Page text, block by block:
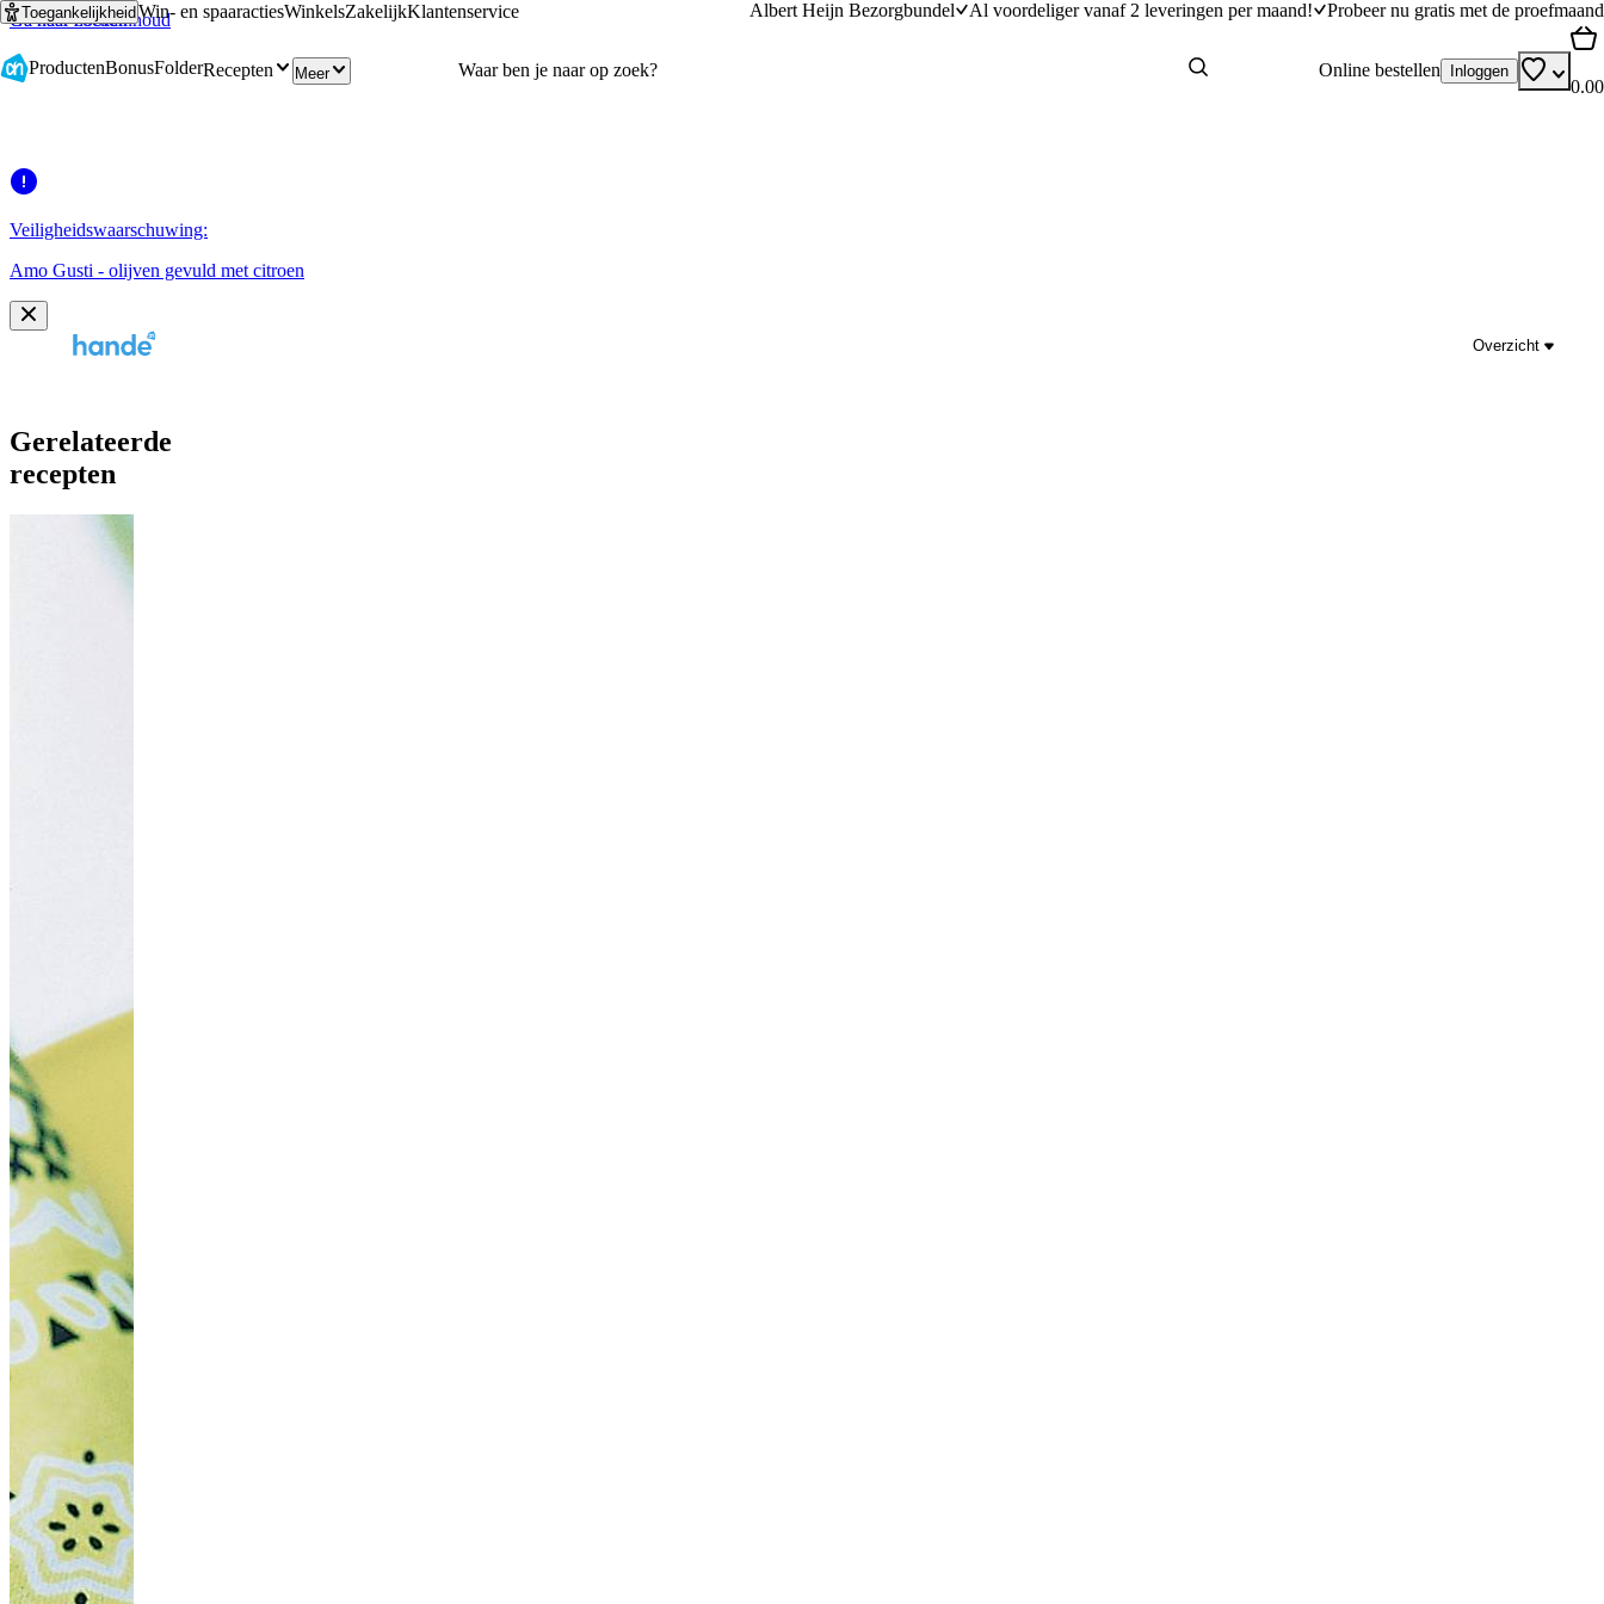
Ga naar hoofdinhoud
Ga naar zoeken
ToegankelijkheidWin- en spaaractiesWinkelsZakelijkKlantenservice Albert Heijn Bezorgbundel Al voordeliger vanaf 2 leveringen per maand! Probeer nu gratis met de proefmaand
ProductenBonusFolderRecepten Meer Online bestellen Inloggen
0.00
Veiligheidswaarschuwing:
Amo Gusti - olijven gevuld met citroen
Overzicht
Gerelateerde
recepten